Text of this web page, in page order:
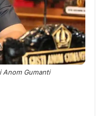
Anom Gumanti